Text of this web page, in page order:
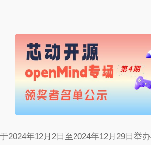
于2024年12月2日至2024年12月29日举办